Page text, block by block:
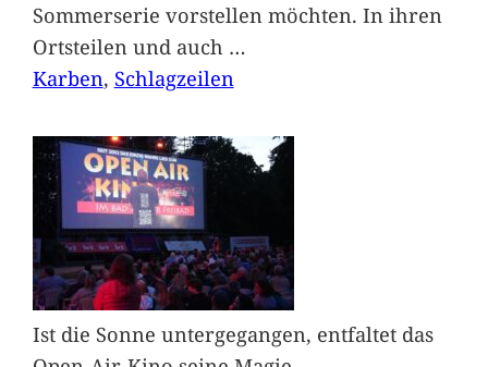
Sommerserie vorstellen möchten. In ihren
Ortsteilen und auch …
Karben, Schlagzeilen
Ist die Sonne untergegangen, entfaltet das